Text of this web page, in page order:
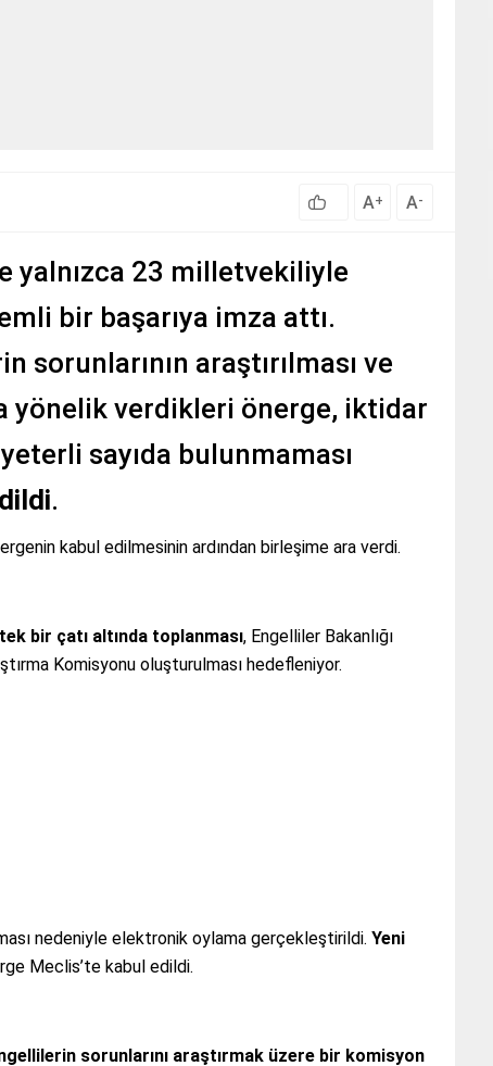
A+ A-
yalnızca 23 milletvekiliyle
bir başarıya imza attı.
araştırılması ve
yönelik verdikleri önerge, iktidar
sayıda bulunmaması
.
kabul edilmesinin ardından birleşime ara verdi.
bir çatı altında toplanması, Engelliler Bakanlığı
Komisyonu oluşturulması hedefleniyor.
nedeniyle elektronik oylama gerçekleştirildi. Yeni
Meclis’te kabul edildi.
sorunlarını araştırmak üzere bir komisyon